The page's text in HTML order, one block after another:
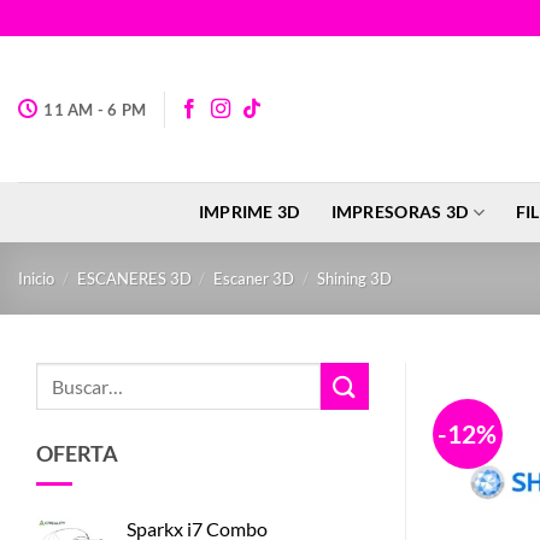
al
11 AM - 6 PM
IMPRIME 3D IMPRESORAS 3D
Inicio / ESCANERES 3D / Escaner 3D / Shining 3D
OFERTA
Sparkx i7 Combo
-12%